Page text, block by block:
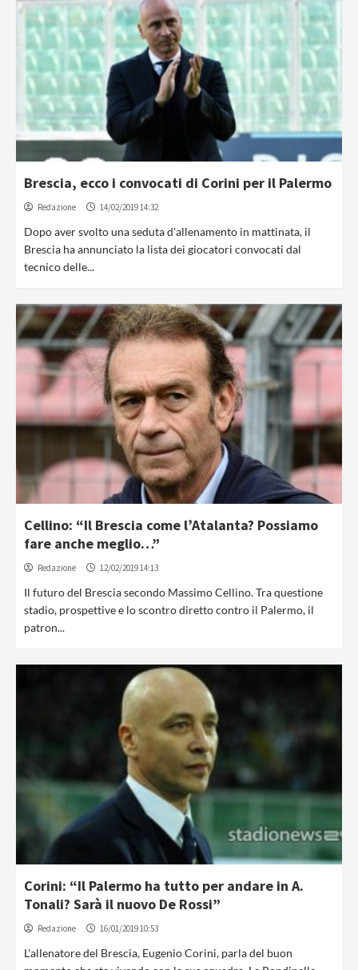
Brescia, ecco i convocati di Corini per il Palermo
Redazione 14/02/2019 14:32
Dopo aver svolto una seduta d'allenamento in mattinata, il
Brescia ha annunciato la lista dei giocatori convocati dal
tecnico delle...
Cellino: “Il Brescia come l’Atalanta? Possiamo
fare anche meglio…”
Redazione 12/02/2019 14:13
Il futuro del Brescia secondo Massimo Cellino. Tra questione
stadio, prospettive e lo scontro diretto contro il Palermo, il
patron...
Corini: “Il Palermo ha tutto per andare in A.
Tonali? Sarà il nuovo De Rossi”
Redazione 16/01/2019 10:53
L'allenatore del Brescia, Eugenio Corini, parla del buon